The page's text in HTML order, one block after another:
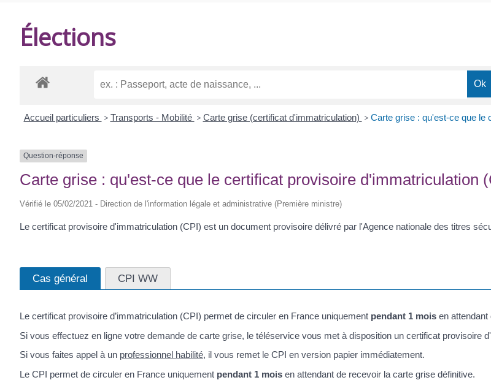
Élections
Accueil particuliers > Transports - Mobilité > Carte grise (certificat d'immatriculation) > Carte grise : qu'est-ce que le
Question-réponse
Carte grise : qu'est-ce que le certificat provisoire d'immatriculation
Vérifié le 05/02/2021 - Direction de l'information légale et administrative (Première ministre)
Le certificat provisoire d'immatriculation (CPI) est un document provisoire délivré par l'Agence nationale des titres
Cas général CPI WW
Le certificat provisoire d’immatriculation (CPI) permet de circuler en France uniquement pendant 1 mois en
Si vous effectuez en ligne votre demande de carte grise, le téléservice vous met à disposition un certificat provisoire
Si vous faites appel à un professionnel habilité, il vous remet le CPI en version papier immédiatement.
Le CPI permet de circuler en France uniquement pendant 1 mois en attendant de recevoir la carte grise définitive.